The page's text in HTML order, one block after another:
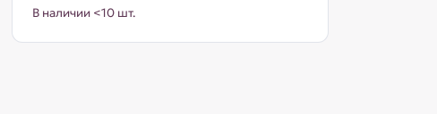
В наличии <10 шт.